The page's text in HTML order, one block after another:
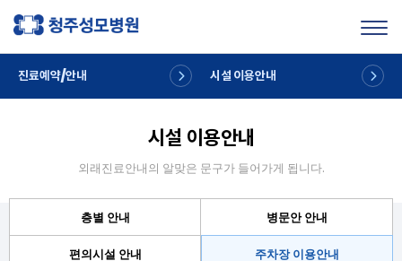
진료예약/안내 시설 이용안내
시설 이용안내
외래진료안내의 알맞은 문구가 들어가게 됩니다.
층별 안내 병문안 안내
편의시설 안내 주차장 이용안내